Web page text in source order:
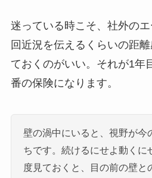
迷っている時こそ、社外の
回近況を伝えるくらいの距
ておくのがいい。それが1年
番の保険になります。
壁の渦中にいると、視野が今
ちです。続けるにせよ動くに
度見ておくと、目の前の壁と